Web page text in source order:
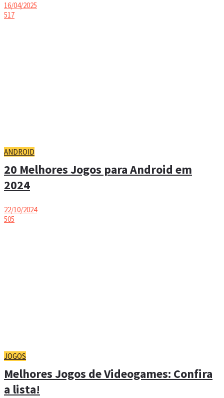
16/04/2025
517
ANDROID
20 Melhores Jogos para Android em
2024
22/10/2024
505
JOGOS
Melhores Jogos de Videogames: Confira
a lista!